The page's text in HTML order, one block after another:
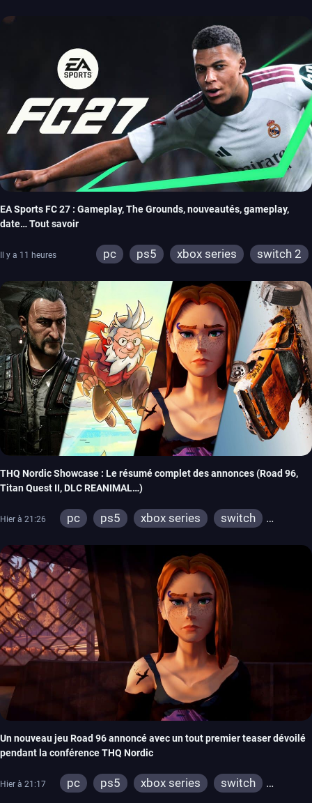
EA Sports FC 27 : Gameplay, The Grounds, nouveautés, gameplay,
date… Tout savoir
Il y a 11 heures pc ps5 xbox series switch 2
THQ Nordic Showcase : Le résumé complet des annonces (Road 96,
Titan Quest II, DLC REANIMAL…)
Hier à 21:26 pc ps5 xbox series
switch
Un nouveau jeu Road 96 annoncé avec un tout premier teaser dévoilé
pendant la conférence THQ Nordic
Hier à 21:17 pc ps5 xbox series
switch